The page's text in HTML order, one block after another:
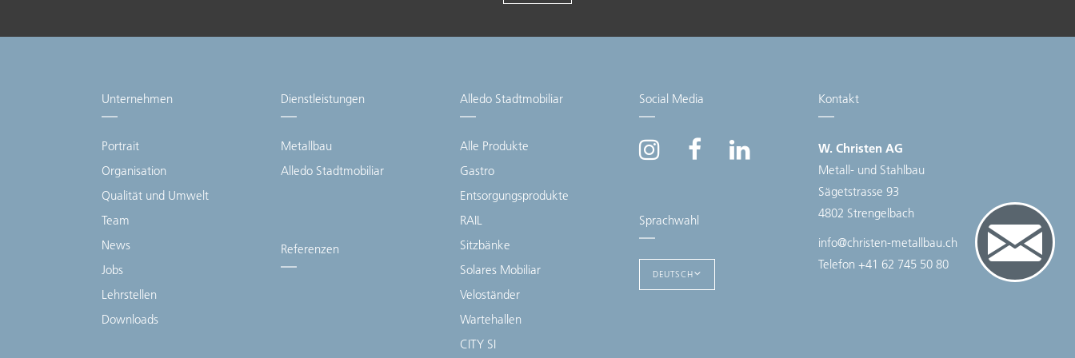
Unternehmen
Portrait
Organisation
Qualität und Umwelt
Team
News
Jobs
Lehrstellen
Downloads
Dienstleistungen
Metallbau
Alledo Stadtmobiliar
Referenzen
Alledo Stadtmobiliar
Alle Produkte
Gastro
Entsorgungsprodukte
RAIL
Sitzbänke
Solares Mobiliar
Veloständer
Wartehallen
CITY SI
Social Media
Sprachwahl
DEUTSCH
Kontakt
W. Christen AG
Metall- und Stahlbau
Sägetstrasse 93
4802 Strengelbach
info@christen-metallbau.ch
Telefon +41 62 745 50 80